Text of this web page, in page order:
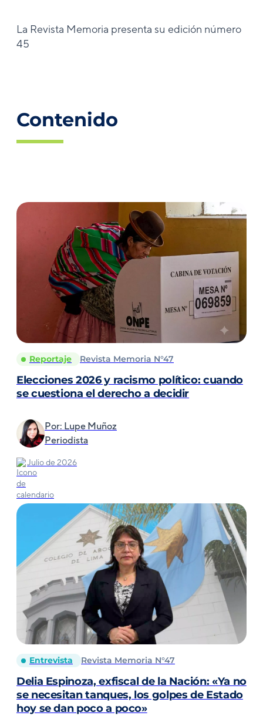
La Revista Memoria presenta su edición número
45
Contenido
Reportaje Revista Memoria N°47
Elecciones 2026 y racismo político: cuando
se cuestiona el derecho a decidir
Por: Lupe Muñoz
Periodista
Julio de 2026
Entrevista Revista Memoria N°47
Delia Espinoza, exfiscal de la Nación: «Ya no
se necesitan tanques, los golpes de Estado
hoy se dan poco a poco»